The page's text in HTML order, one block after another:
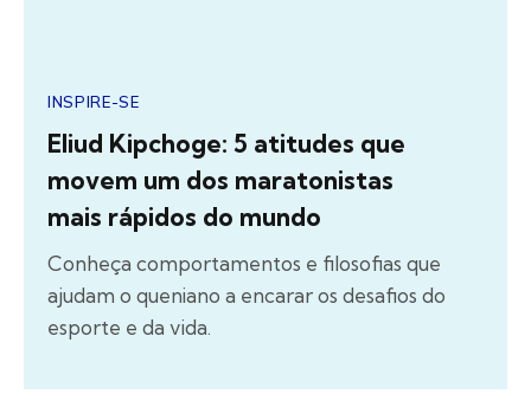
INSPIRE-SE
Eliud Kipchoge: 5 atitudes que
movem um dos maratonistas
mais rápidos do mundo
Conheça comportamentos e filosofias que
ajudam o queniano a encarar os desafios do
esporte e da vida.